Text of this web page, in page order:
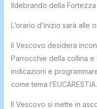
Ildebrando della Fortezza
L’orario d’inizio sarà alle
Il Vescovo desidera
Parrocchie della collina
indicazioni e
come tema l’EUCARESTIA.
Il Vescovo si mette in